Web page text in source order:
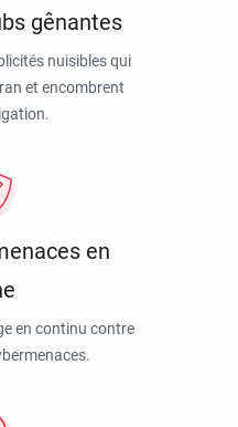
gênantes
nuisibles qui
et encombrent
en
en continu contre